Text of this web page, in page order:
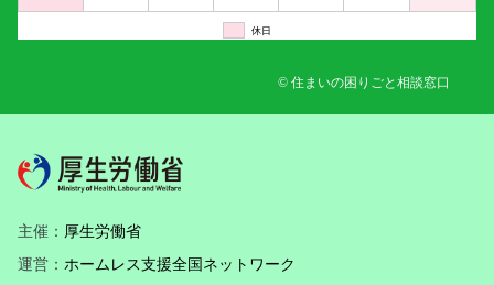
休日
© 住まいの困りごと相談窓口
主催： 厚生労働省
運営： ホームレス支援全国ネットワーク